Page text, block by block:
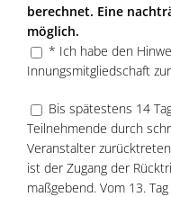
berechnet. Eine
möglich.
* Ich habe den
Innungsmitgliedschaft
Bis spätestens 14
Teilnehmende durch
Veranstalter
ist der Zugang der
maßgebend. Vom 13.